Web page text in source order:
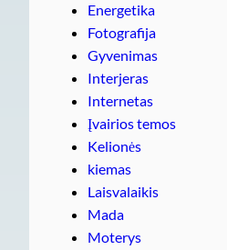
Energetika
Fotografija
Gyvenimas
Interjeras
Internetas
Įvairios temos
Kelionės
kiemas
Laisvalaikis
Mada
Moterys